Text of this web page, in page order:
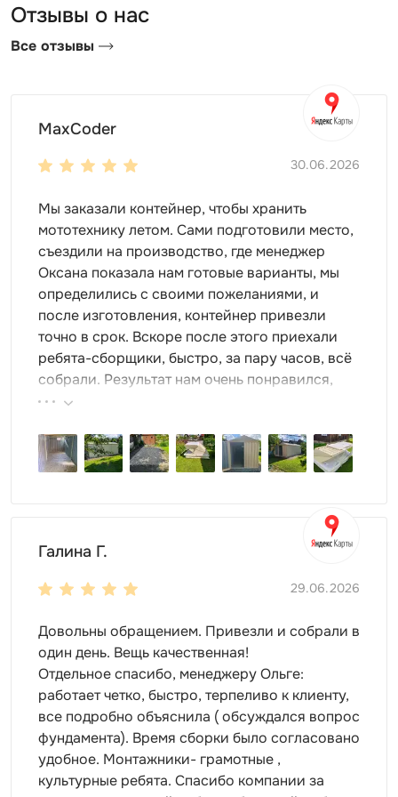
Если планируется использовать гараж для
коммерческих целей, необходимо нанести
Сборно-разборная конструкция
которая легко собирается и разбирается за пару
и тяжелой технике – все это вам не потребуется!
Достаточно привезти ? контейнер, упакованный в
компактный пак, взять в руки отвертку и установить
его на выбранном месте. Собирайте и разбирайте
гараж многократно, не боясь, что он сломается или
испортится.
Особенности блок-контейнеров SKOGGY
лишнюю влагу и проветрят пространство;
оцинкованные элементы обеспечат
имеются технологические отверстия и зазоры,
пространство внутри;
сборно-разборного типа.
Доставкапо Москве и Московской
области
Выполняем доставку в разобранном виде
области. Дополнительно вы можете заказать блоки
Отзывы о нас
Все отзывы
MaxCoder
30.06.2026
Мы заказали контейнер, чтобы хранить
мототехнику летом. Сами подготовили место,
съездили на производство, где менеджер
Оксана показала нам готовые варианты, мы
определились с своими пожеланиями, и
после изготовления, контейнер привезли
точно в срок. Вскоре после этого приехали
ребята-сборщики, быстро, за пару часов, всё
собрали. Результат нам очень понравился,
поэтому всем советуем эту фирму.
Галина Г.
29.06.2026
Довольны обращением. Привезли и собрали в
один день. Вещь качественная!
Отдельное спасибо, менеджеру Ольге:
работает четко, быстро, терпеливо к клиенту,
все подробно объяснила ( обсуждался вопрос
фундамента). Время сборки было согласовано
удобное. Монтажники- грамотные ,
культурные ребята. Спасибо компании за